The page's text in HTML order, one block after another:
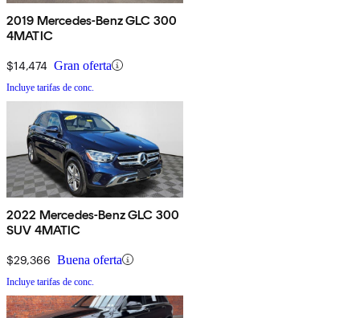
2019 Mercedes-Benz GLC 300
4MATIC
$14,474 Gran oferta
Incluye tarifas de conc.
2022 Mercedes-Benz GLC 300
SUV 4MATIC
$29,366 Buena oferta
Incluye tarifas de conc.